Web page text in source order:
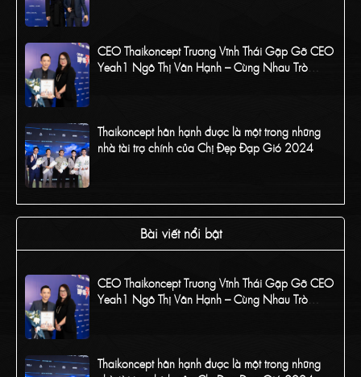
CEO Thaikoncept Trương Vĩnh Thái Gặp Gỡ CEO
Yeah1 Ngô Thị Vân Hạnh – Cùng Nhau Trò
Thaikoncept hân hạnh được là một trong những
nhà tài trợ chính của Chị Đẹp Đạp Gió 2024
trình Chị Đẹp Đạp Gió 2024
Bài viết nổi bật
CEO Thaikoncept Trương Vĩnh Thái Gặp Gỡ CEO
Yeah1 Ngô Thị Vân Hạnh – Cùng Nhau Trò
Thaikoncept hân hạnh được là một trong những